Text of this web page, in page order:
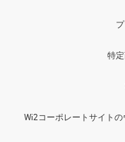
特
Wi2コーポレートサイト